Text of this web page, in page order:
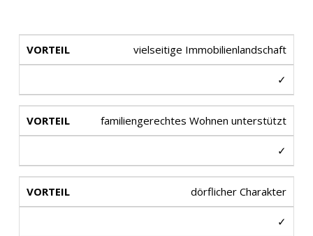
vielseitige Immobilienlandschaft
✓
familiengerechtes Wohnen unterstützt
✓
dörflicher Charakter
✓